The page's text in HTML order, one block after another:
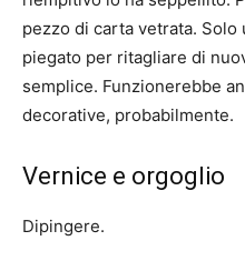
pezzo di carta vetrata. Solo
piegato per ritagliare di
semplice. Funzionerebbe
decorative, probabilmente.
Vernice e orgoglio
Dipingere.